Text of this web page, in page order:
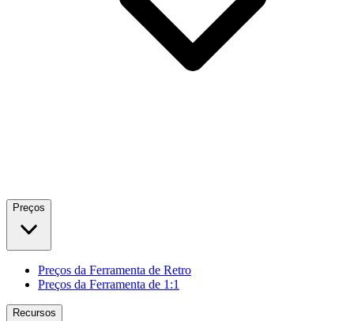
Preços
Preços da Ferramenta de Retro
Preços da Ferramenta de 1:1
Recursos